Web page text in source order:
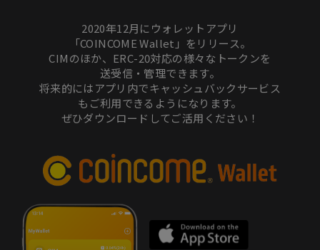
2020年12月にウォレットアプリ
「COINCOME Wallet」をリリース。
CIMのほか、ERC-20対応の様々なトークンを
送受信・管理できます。
将来的にはアプリ内でキャッシュバックサービス
もご利用できるようになります。
ぜひダウンロードしてご活用ください！